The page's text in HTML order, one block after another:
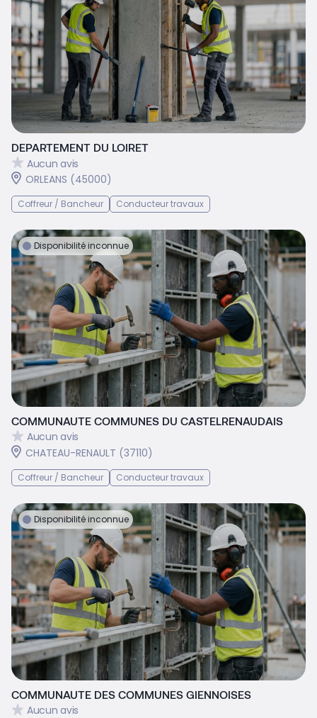
DEPARTEMENT DU LOIRET
Aucun avis
ORLEANS (45000)
Coffreur / Bancheur Conducteur travaux
Disponibilité inconnue
COMMUNAUTE COMMUNES DU CASTELRENAUDAIS
Aucun avis
CHATEAU-RENAULT (37110)
Coffreur / Bancheur Conducteur travaux
Disponibilité inconnue
COMMUNAUTE DES COMMUNES GIENNOISES
Aucun avis